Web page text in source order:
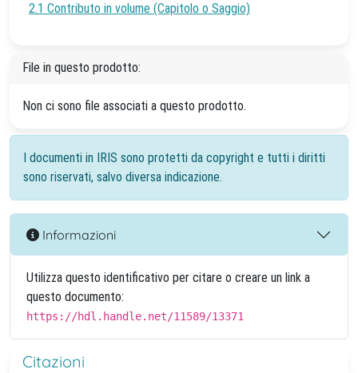
2.1 Contributo in volume (Capitolo o Saggio)
File in questo prodotto:
Non ci sono file associati a questo prodotto.
I documenti in IRIS sono protetti da copyright e tutti i diritti
sono riservati, salvo diversa indicazione.
Informazioni
Utilizza questo identificativo per citare o creare un link a
questo documento:
https://hdl.handle.net/11589/13371
Citazioni